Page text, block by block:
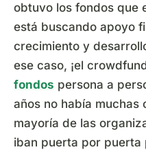
obtuvo los fondos que
está buscando apoyo
crecimiento y
ese caso, ¡el
fondos persona a
años no había muchas
mayoría de las
iban puerta por puerta